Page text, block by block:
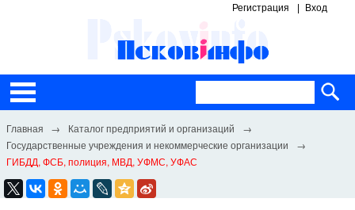
Регистрация Вход
Каталог предприятий и организаций
Государственные учреждения и некоммерческие организации
ГИБДД, ФСБ, полиция, МВД, УФМС, УФАС